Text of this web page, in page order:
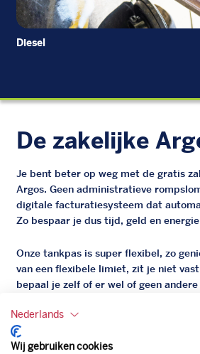
Diesel
De zakelijke
Je bent beter op weg met de gratis
Argos. Geen administratieve
digitale facturatiesysteem dat
Zo bespaar je dus tijd, geld en
Onze tankpas is super flexibel, zo
van een flexibele limiet, zit je niet
bepaal je zelf of er wel of geen
Bovendien profiteer je altijd van een
korting. Mocht de pompprijs toch
natuurlijk de prijs aan de pomp. Zo
Nederlands
Wij gebruiken cookies